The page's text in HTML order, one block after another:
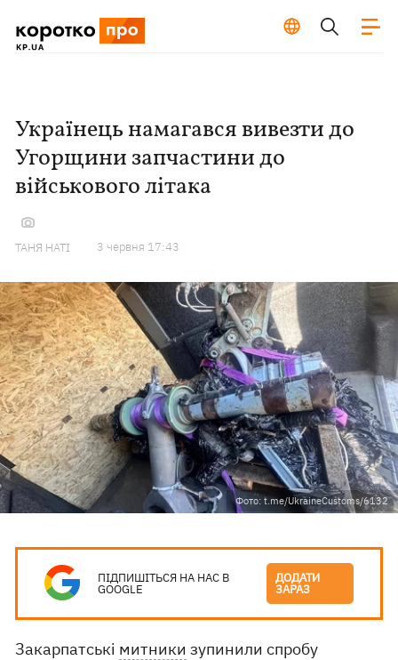
Українець намагався вивезти до
Угорщини запчастини до
військового літака
ТАНЯ НАТІ 3 червня 17:43
Фото: t.me/UkraineCustoms/6132
ПІДПИШІТЬСЯ НА НАС В
GOOGLE
ДОДАТИ
ЗАРАЗ
Закарпатські митники зупинили спробу